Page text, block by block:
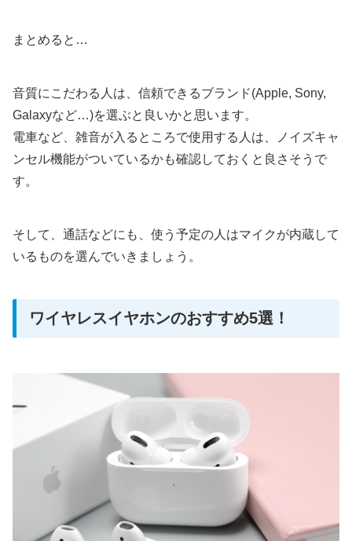
まとめると…
音質にこだわる人は、信頼できるブランド(Apple, Sony,
Galaxyなど…)を選ぶと良いかと思います。
電車など、雑音が入るところで使用する人は、ノイズキャ
ンセル機能がついているかも確認しておくと良さそうで
す。
そして、通話などにも、使う予定の人はマイクが内蔵して
いるものを選んでいきましょう。
ワイヤレスイヤホンのおすすめ5選！